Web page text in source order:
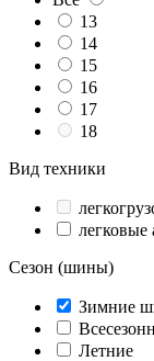
13
14
15
16
17
18
Вид техники
легковые
Сезон (шины)
Зимние
Летние